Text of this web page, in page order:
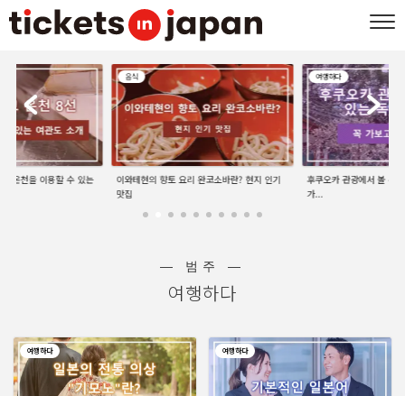
| 온천을 이용할 수 있는
음식
이와테현의 향토 요리 완코소바란? 현지 인기
맛집
여행하다
후쿠오카 관광에서 볼 수
가...
― 범주 ―
여행하다
여행하다 여행하다